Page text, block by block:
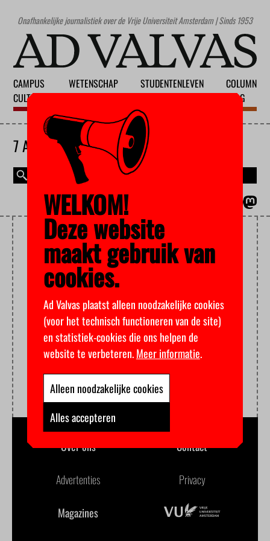
Onafhankelijke journalistiek over de Vrije Universiteit Amsterdam | Sinds 1953
CAMPUS
CULTUUR
WETENSCHAP
STUDENTENLEVEN
COLUMN
BLOG
7 AUGUSTUS 2026
GENEESKUNDE
Over ons Contact
Advertenties Privacy
Magazines
WELKOM!
Deze website
maakt gebruik van
cookies.
Ad Valvas plaatst alleen noodzakelijke cookies
(voor het technisch functioneren van de site)
en statistiek-cookies die ons helpen de
website te verbeteren.Meer informatie.
Alleen noodzakelijke cookies
Alles accepteren